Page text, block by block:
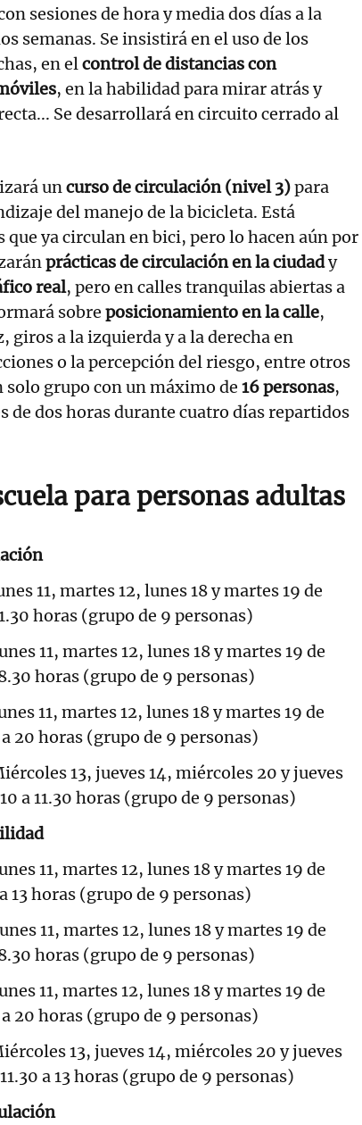
sesiones de hora y media dos días a la
semanas. Se insistirá en el uso de los
en elcontrol de distancias con
, en la habilidad para mirar atrás y
Se desarrollará en circuito cerrado al
uncurso de circulación (nivel 3)para
del manejo de la bicicleta. Está
que ya circulan en bici, pero lo hacen aún por
prácticas de circulación en la ciudady
real, pero en calles tranquilas abiertas a
sobre posicionamiento en la calle,
giros a la izquierda y a la derecha en
o la percepción del riesgo, entre otros
solo grupo con un máximo de 16 personas,
de dos horas durante cuatro días repartidos
para personas adultas
11, martes 12, lunes 18 y martes 19 de
horas (grupo de 9 personas)
11, martes 12, lunes 18 y martes 19 de
horas (grupo de 9 personas)
11, martes 12, lunes 18 y martes 19 de
20 horas (grupo de 9 personas)
13, jueves 14, miércoles 20 y jueves
a 11.30 horas (grupo de 9 personas)
11, martes 12, lunes 18 y martes 19 de
13 horas (grupo de 9 personas)
11, martes 12, lunes 18 y martes 19 de
horas (grupo de 9 personas)
11, martes 12, lunes 18 y martes 19 de
20 horas (grupo de 9 personas)
13, jueves 14, miércoles 20 y jueves
a 13 horas (grupo de 9 personas)